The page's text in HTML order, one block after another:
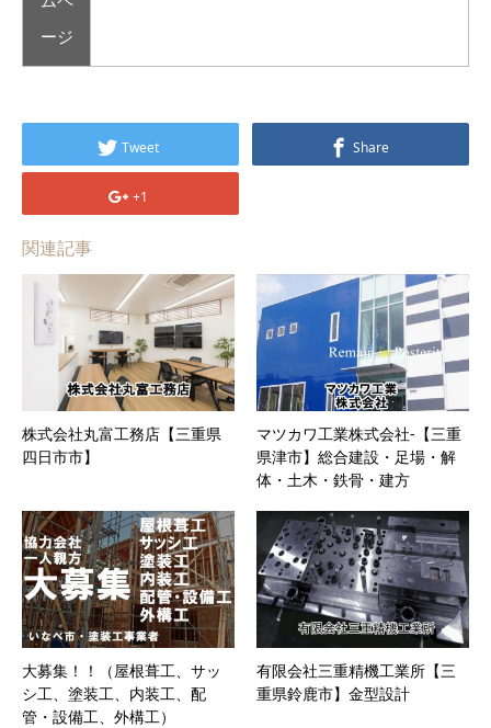
ージ
Tweet Share
+1
関連記事
株式会社丸富工務店【三重県
四日市市】
マツカワ工業株式会社-【三重
県津市】総合建設・足場・解
体・土木・鉄骨・建方
大募集！！（屋根葺工、サッ
シ工、塗装工、内装工、配
管・設備工、外構工）
有限会社三重精機工業所【三
重県鈴鹿市】金型設計